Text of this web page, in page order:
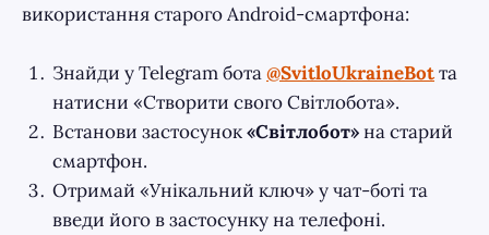
використання старого Android-смартфона:
Знайди у Telegram бота@SvitloUkraineBotта
натисни «Створити свого Світлобота».
Встанови застосунок«Світлобот»на старий
смартфон.
Отримай «Унікальний ключ» у чат-боті та
введи його в застосунку на телефоні.